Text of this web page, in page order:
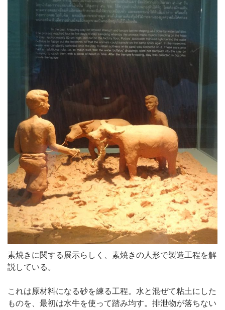
素焼きに関する展示らしく、素焼きの人形で製造工程を解
説している。
これは原材料になる砂を練る工程。水と混ぜて粘土にした
ものを、最初は水牛を使って踏み均す。排泄物が落ちない